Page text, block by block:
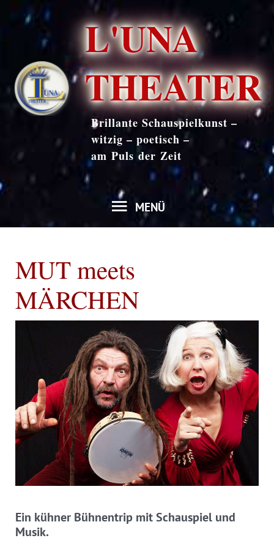
Inhalt
L'UNA
THEATER
Brillante Schauspielkunst –
witzig – poetisch –
am Puls der Zeit
MENÜ
MENÜ
MUT meets
MÄRCHEN
Ein kühner Bühnentrip mit Schauspiel und
Musik.